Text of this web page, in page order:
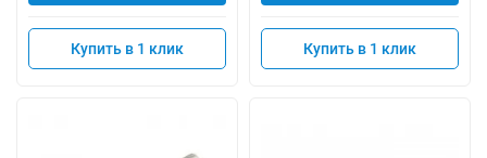
Купить в 1 клик Купить в 1 клик